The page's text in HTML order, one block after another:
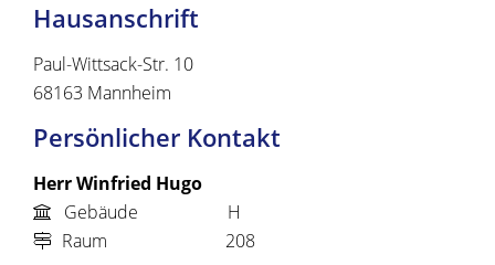
Hausanschrift
Paul-Wittsack-Str. 10
68163 Mannheim
Persönlicher Kontakt
HerrWinfried Hugo
Gebäude
H
Raum
208